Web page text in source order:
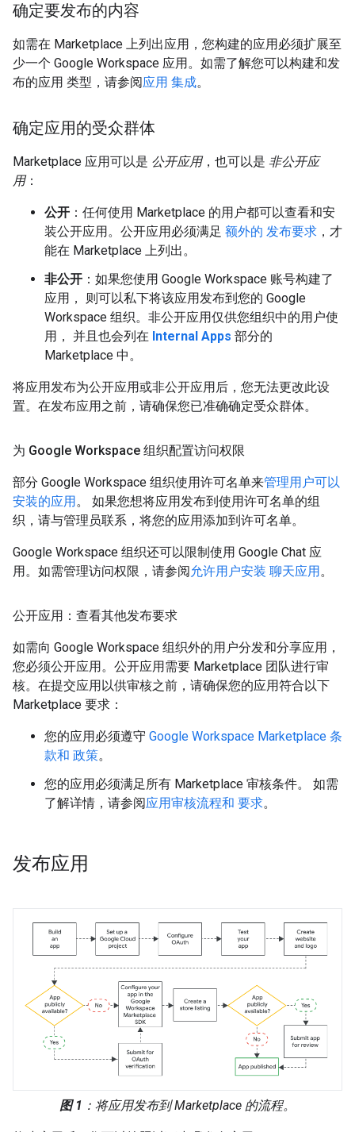
确定要发布的内容
如需在 Marketplace 上列出应用，您构建的应用必须扩展至
少一个 Google Workspace 应用。如需了解您可以构建和发
布的应用 类型，请参阅应用 集成。
确定应用的受众群体
Marketplace 应用可以是 公开应用，也可以是 非公开应
用：
公开 ：任何使用 Marketplace 的用户都可以查看和安
装公开应用。公开应用必须满足 额外的 发布要求 ，才
能在 Marketplace 上列出。
非公开 ：如果您使用 Google Workspace 账号构建了
应用， 则可以私下将该应用发布到您的 Google
Workspace 组织。非公开应用仅供您组织中的用户使
用， 并且也会列在 Internal Apps 部分的
Marketplace 中。
将应用发布为公开应用或非公开应用后，您无法更改此设
置。在发布应用之前，请确保您已准确确定受众群体。
为 Google Workspace 组织配置访问权限
部分 Google Workspace 组织使用许可名单来管理用户可以
安装的应用。 如果您想将应用发布到使用许可名单的组
织，请与管理员联系，将您的应用添加到许可名单。
Google Workspace 组织还可以限制使用 Google Chat 应
用。如需管理访问权限，请参阅允许用户安装 聊天应用。
公开应用：查看其他发布要求
如需向 Google Workspace 组织外的用户分发和分享应用，
您必须公开应用。公开应用需要 Marketplace 团队进行审
核。在提交应用以供审核之前，请确保您的应用符合以下
Marketplace 要求：
您的应用必须遵守 Google Workspace Marketplace 条
款和 政策。
您的应用必须满足所有 Marketplace 审核条件。 如需
了解详情，请参阅应用审核流程和 要求。
发布应用
图 1 ：将应用发布到 Marketplace 的流程。